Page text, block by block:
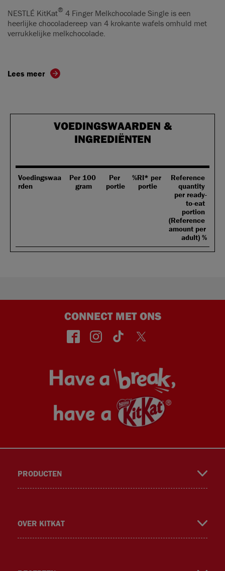
NESTLÉ KitKat® 4 Finger Melkchocolade Single is een
heerlijke chocoladereep van 4 krokante wafels omhuld met
verrukkelijke melkchocolade.
Lees meer
VOEDINGSWAARDEN &
INGREDIËNTEN
Voedingswaa
rden
Per 100
gram
Per
portie
%RI* per
portie
Reference
quantity
per ready-
to-eat
portion
(Reference
amount per
adult) %
CONNECT MET ONS
face insta TikT Twitt
PRODUCTEN
OVER KITKAT